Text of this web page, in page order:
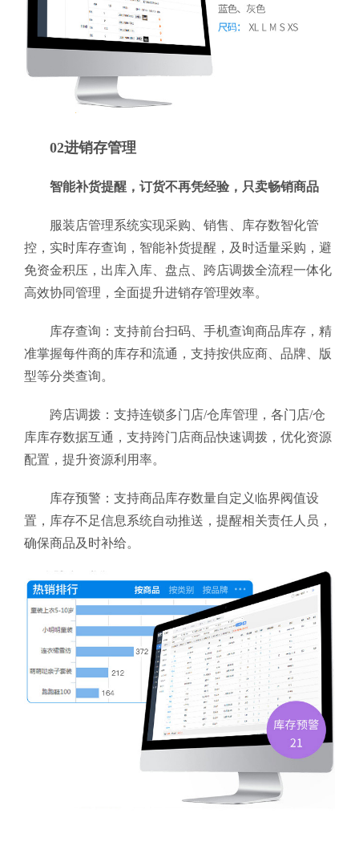
02进销存管理
智能补货提醒，订货不再凭经验，只卖畅销商品
服装店管理系统实现采购、销售、库存数智化管
控，实时库存查询，智能补货提醒，及时适量采购，避
免资金积压，出库入库、盘点、跨店调拨全流程一体化
高效协同管理，全面提升进销存管理效率。
库存查询：支持前台扫码、手机查询商品库存，精
准掌握每件商的库存和流通，支持按供应商、品牌、版
型等分类查询。
跨店调拨：支持连锁多门店/仓库管理，各门店/仓
库库存数据互通，支持跨门店商品快速调拨，优化资源
配置，提升资源利用率。
库存预警：支持商品库存数量自定义临界阀值设
置，库存不足信息系统自动推送，提醒相关责任人员，
确保商品及时补给。